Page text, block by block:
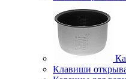
Клавиши